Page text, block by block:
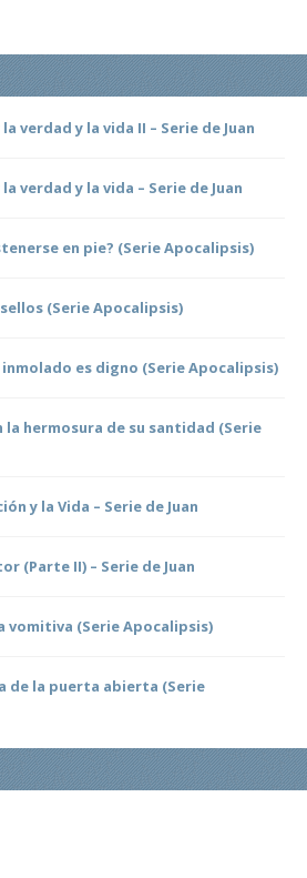
verdad y la vida II – Serie de Juan
verdad y la vida – Serie de Juan
en pie? (Serie Apocalipsis)
(Serie Apocalipsis)
inmolado es digno (Serie Apocalipsis)
la hermosura de su santidad (Serie
y la Vida – Serie de Juan
(Parte II) – Serie de Juan
vomitiva (Serie Apocalipsis)
de la puerta abierta (Serie